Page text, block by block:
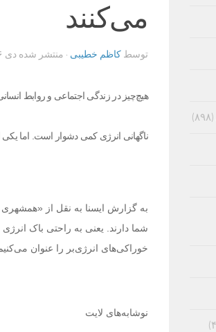
می‌کنند
توسط کاظم خطیبی · منتشر شده دی ۱۶, ۱۳۹۴
هیچ‌چیز در زندگی اجتماعی و روابط
ناگهانی انرژی کمی دشوار است. اما
به گزارش ایسنا به نقل از «همشهری
شما دارند. یعنی به راحتی باک
خوراکی‌های انرژی‌بر را عنوان
نوشابه‌های لایت
(۸۹۸)